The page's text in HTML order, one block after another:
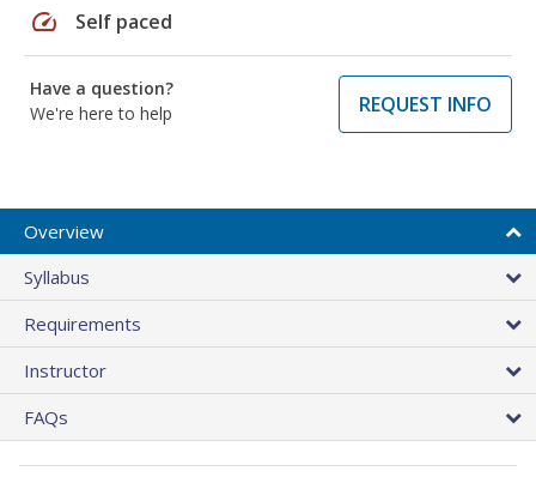
speed Self paced
Have a question?
We're here to help
REQUEST INFO
Overview
Syllabus
Requirements
Instructor
FAQs